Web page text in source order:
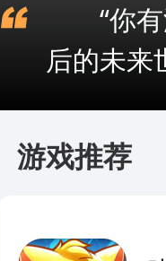
“你有
后的未来
游戏推荐